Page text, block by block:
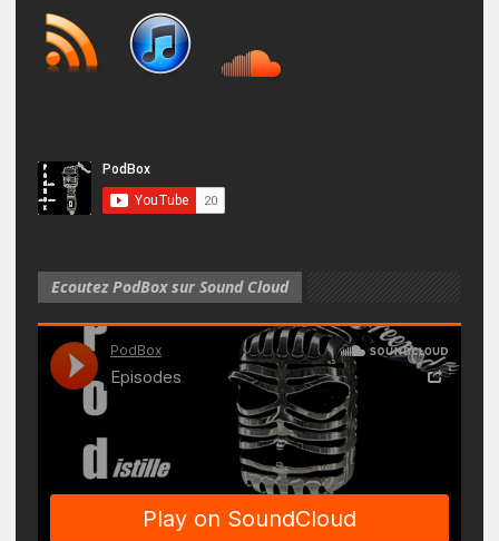
Ecoutez PodBox sur Sound Cloud